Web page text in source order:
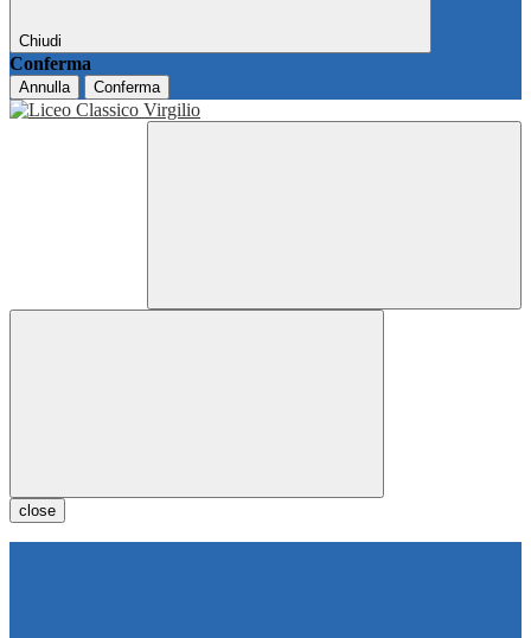
Chiudi
Conferma
Annulla Conferma
close